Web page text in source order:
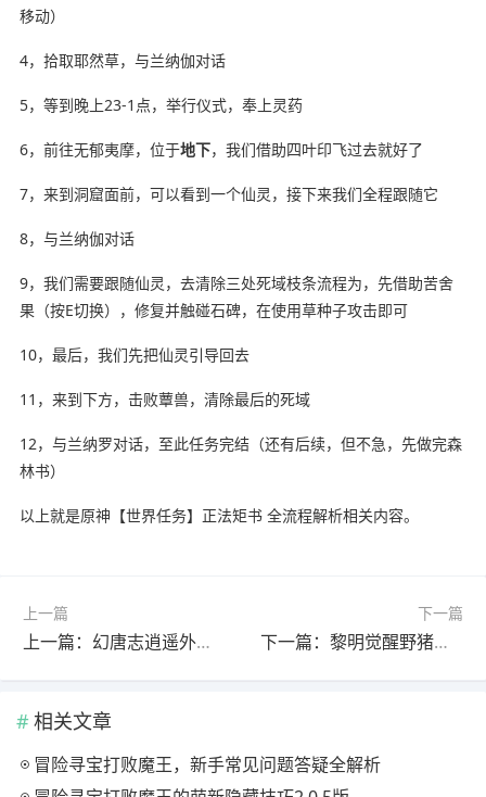
移动）
4，拾取耶然草，与兰纳伽对话
5，等到晚上23-1点，举行仪式，奉上灵药
6，前往无郁夷摩，位于地下，我们借助四叶印飞过去就好了
7，来到洞窟面前，可以看到一个仙灵，接下来我们全程跟随它
8，与兰纳伽对话
9，我们需要跟随仙灵，去清除三处死域枝条流程为，先借助苦舍
果（按E切换），修复并触碰石碑，在使用草种子攻击即可
10，最后，我们先把仙灵引导回去
11，来到下方，击败蕈兽，清除最后的死域
12，与兰纳罗对话，至此任务完结（还有后续，但不急，先做完森
林书）
以上就是原神【世界任务】正法矩书 全流程解析相关内容。
上一篇
上一篇：幻唐志逍遥外传强势门派推荐，萌新闭眼选这里！
下一篇
下一篇：黎明觉醒野猪队任务线索断了如何继续？野猪王称号获取攻略
相关文章
冒险寻宝打败魔王，新手常见问题答疑全解析